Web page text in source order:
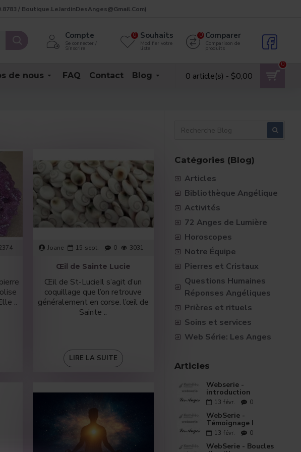
/ Boutique.LeJardinDesAnges@gmail.com)
Compte
Se connecter /
Sínscrire
Souhaits
Modifier votre
liste
0 Comparer
Comparison de
produits
0
de nous FAQ Contact Blog 0 article(s) - $0,00
0
..
Joane 15 sept. 0 3031
Œil de Sainte Lucie
Œil de St-LucieIl s’agit d’un
coquillage que l’on retrouve
généralement en corse. l’œil de
Sainte ..
LIRE LA SUITE
Catégories (Blog)
Articles
Bibliothèque Angélique
Activités
72 Anges de Lumière
Horoscopes
Notre Équipe
Pierres et Cristaux
Questions Humaines
Réponses Angéliques
Prières et rituels
Soins et services
Web Série: Les Anges
Articles
Webserie -
introduction
13 févr. 0
WebSerie -
Témoignage I
13 févr. 0
WebSerie - Boucles